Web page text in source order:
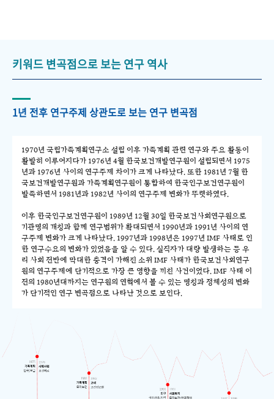
키워드 변곡점으로 보는 연구 역사
1년 전후 연구주제 상관도로 보는 연구 변곡점
1970년 국립가족계획연구소 설립 이후 가족계획 관련 연구와 주요 활동이
활발히 이루어지다가 1976년 4월 한국보건개발연구원이 설립되면서 1975
년과 1976년 사이의 연구주제 차이가 크게 나타났다. 또한 1981년 7월 한
국보건개발연구원과 가족계획연구원이 통합하여 한국인구보건연구원이
발족하면서 1981년과 1982년 사이의 연구주제 변화가 뚜렷하였다.
이후 한국인구보건연구원이 1989년 12월 30일 한국보건사회연구원으로
기관명의 개칭과 함께 연구범위가 확대되면서 1990년과 1991년 사이의 연
구주제 변화가 크게 나타났다. 1997년과 1998년은 1997년 IMF 사태로 인
한 연구수요의 변화가 있었음을 알 수 있다. 실직자가 대량 발생하는 등 우
리 사회 전반에 막대한 충격이 가해진 소위 IMF 사태가 한국보건사회연구
원의 연구주제에 단기적으로 가장 큰 영향을 끼친 사건이었다. IMF 사태 이
전의 1980년대까지는 연구원의 연혁에서 볼 수 있는 명칭과 정체성의 변화
가 단기적인 연구 변곡점으로 나타난 것으로 보인다.